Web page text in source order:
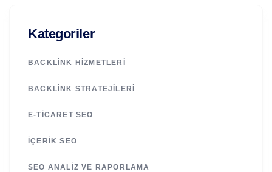
Kategoriler
BACKLINK HIZMETLERI
BACKLINK STRATEJILERI
E-TICARET SEO
İÇERIK SEO
SEO ANALIZ VE RAPORLAMA